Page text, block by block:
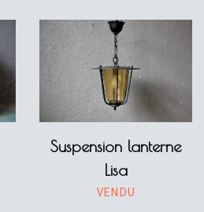
Suspension lanterne
Lisa
VENDU